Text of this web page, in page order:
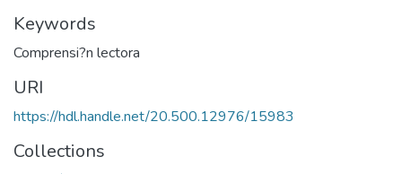
Keywords
Comprensi?n lectora
URI
https://hdl.handle.net/20.500.12976/15983
Collections